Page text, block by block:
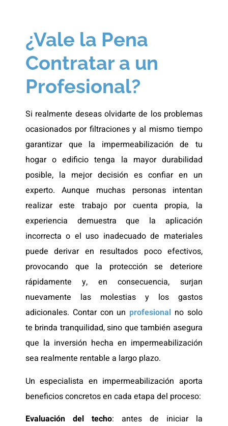
¿Vale la Pena
Contratar a un
Profesional?
Si realmente deseas olvidarte de los problemas
ocasionados por filtraciones y al mismo tiempo
garantizar que la impermeabilización de tu
hogar o edificio tenga la mayor durabilidad
posible, la mejor decisión es confiar en un
experto. Aunque muchas personas intentan
realizar este trabajo por cuenta propia, la
experiencia demuestra que la aplicación
incorrecta o el uso inadecuado de materiales
puede derivar en resultados poco efectivos,
provocando que la protección se deteriore
rápidamente y, en consecuencia, surjan
nuevamente las molestias y los gastos
adicionales. Contar con un profesional no solo
te brinda tranquilidad, sino que también asegura
que la inversión hecha en impermeabilización
sea realmente rentable a largo plazo.
Un especialista en impermeabilización aporta
beneficios concretos en cada etapa del proceso:
Evaluación del techo: antes de iniciar la